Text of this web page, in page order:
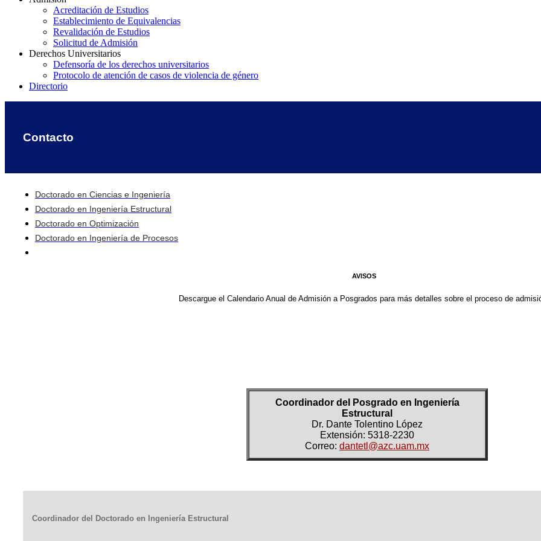
Acreditación de Estudios
Establecimiento de Equivalencias
Revalidación de Estudios
Solicitud de Admisión
Derechos Universitarios
Defensoría de los derechos universitarios
Protocolo de atención de casos de violencia de género
Directorio
Contacto
Doctorado en Ciencias e Ingeniería
Doctorado en Ingeniería Estructural
Doctorado en Optimización
Doctorado en Ingeniería de Procesos
AVISOS
Descargue el Calendario Anual de Admisión a Posgrados para más detalles sobre el proceso de
Coordinador del Posgrado en Ingeniería
Estructural
Dr. Dante Tolentino López
Extensión: 5318-2230
Correo: dantetl@azc.uam.mx
Coordinador del Doctorado en Ingeniería Estructural